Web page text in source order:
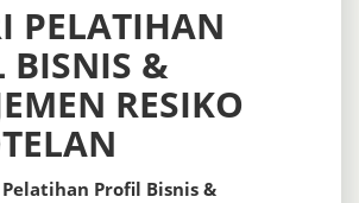
PELATIHAN
BISNIS &
RESIKO
Pelatihan Profil Bisnis &